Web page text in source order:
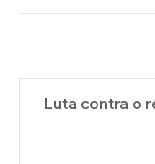
Luta contra o